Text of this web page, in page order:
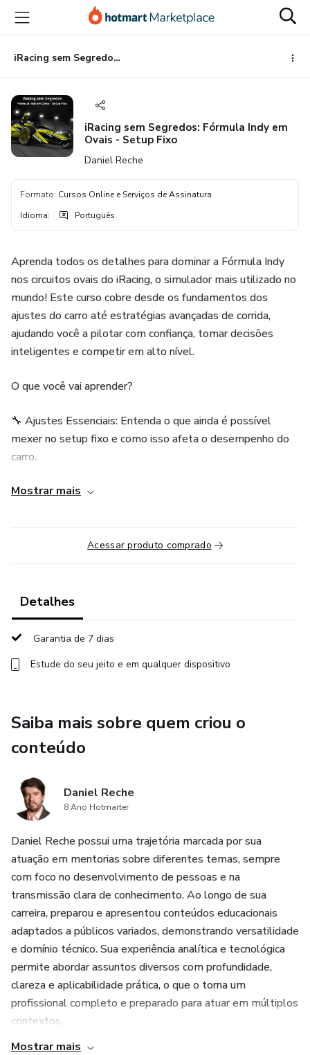
para
conteúdo
principal
para
pagamento
para
rodapé
iRacing sem Segredos: Fórmula Indy em Ovais - Setup Fixo
iRacing sem Segredos: Fórmula Indy em
Ovais - Setup Fixo
Daniel Reche
Formato: Cursos Online e Serviços de Assinatura
Idioma: Português
Aprenda todos os detalhes para dominar a Fórmula Indy
nos circuitos ovais do iRacing, o simulador mais utilizado no
mundo! Este curso cobre desde os fundamentos dos
ajustes do carro até estratégias avançadas de corrida,
ajudando você a pilotar com confiança, tomar decisões
inteligentes e competir em alto nível.
O que você vai aprender?
🔧 Ajustes Essenciais: Entenda o que ainda é possível
mexer no setup fixo e como isso afeta o desempenho do
carro.
⛽ Mapas de Combustível: Saiba como cada mapa influencia
⚖️ Weight Jacker e Barras Estabilizadoras (ARBs): Aprenda
a ajustar o carro durante a corrida para otimizar
pista.
🌪 Vácuo e Ar Sujo: Compreenda como esses fatores
pilotagem e estratégia para prolongar sua vida útil.
📊 Estratégias Avançadas: Saiba quando usar undercut e
overcut, como lidar com bandeiras amarelas, entrada e
saída de box, e como a temperatura afeta a dinâmica da
corrida.
Para quem é este curso?
✔️ Novatos que querem começar com uma base sólida.
✔️ Pilotos intermediários que querem evoluir e entender os
ajustes.
✔️ Qualquer um que deseja competir com inteligência e
estratégia nos ovais da Fórmula Indy no iRacing.
Mostrar mais
Acessar produto comprado
Detalhes
Garantia de 7 dias
Estude do seu jeito e em qualquer dispositivo
Saiba mais sobre quem criou o
conteúdo
Daniel Reche
8 Ano Hotmarter
Daniel Reche possui uma trajetória marcada por sua
atuação em mentorias sobre diferentes temas, sempre
com foco no desenvolvimento de pessoas e na
transmissão clara de conhecimento. Ao longo de sua
carreira, preparou e apresentou conteúdos educacionais
adaptados a públicos variados, demonstrando versatilidade
e domínio técnico. Sua experiência analítica e tecnológica
permite abordar assuntos diversos com profundidade,
clareza e aplicabilidade prática, o que o torna um
profissional completo e preparado para atuar em múltiplos
contextos...
Mostrar mais